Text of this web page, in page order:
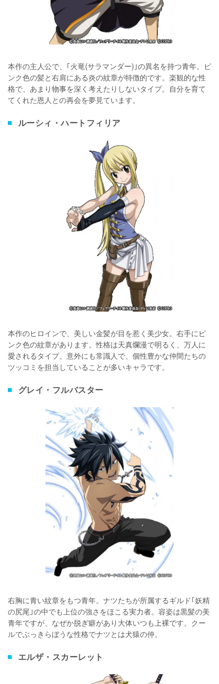
本作の主人公で、｢火竜(サラマンダー)｣の異名を持つ青年。ピ
ンク色の髪と右肩にある炎の紋章が特徴的です。楽観的な性
格で、あまり物事を深く考えたりしないタイプ。自分を育て
てくれた恩人との再会を夢見ています。
ルーシィ・ハートフィリア
本作のヒロインで、美しい金髪が目を惹く美少女。右手にピ
ンク色の紋章があります。性格は天真爛漫で明るく、万人に
愛されるタイプ。意外にも常識人で、個性豊かな仲間たちの
ツッコミを担当していることが多いキャラです。
グレイ・フルバスター
右胸に青い紋章をもつ青年。ナツたちが所属するギルド｢妖精
の尻尾｣の中でも上位の強さをほこる実力者。容姿は黒髪の美
青年ですが、なぜか脱ぎ癖があり大体いつも上裸です。クー
ルでぶっきらぼうな性格でナツとは犬猿の仲。
エルザ・スカーレット